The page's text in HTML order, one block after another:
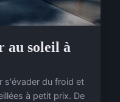
au soleil à
s'évader du froid et
à petit prix. De